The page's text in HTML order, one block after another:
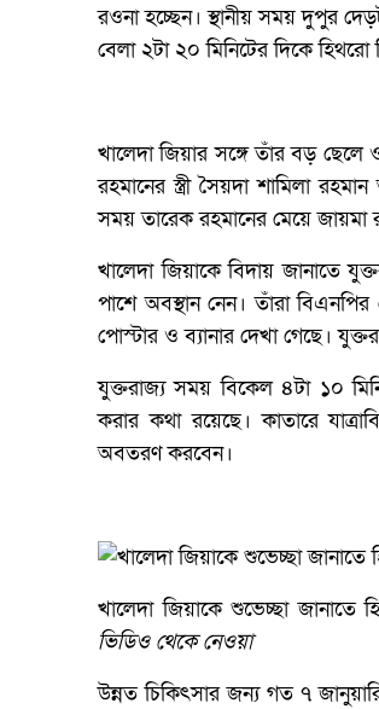
রওনা হচ্ছেন। স্থানীয় সময় দুপুর
বেলা ২টা ২০ মিনিটের দিকে হিথরো
খালেদা জিয়ার সঙ্গে তাঁর বড় ছেলে
রহমানের স্ত্রী সৈয়দা শামিলা
সময় তারেক রহমানের মেয়ে জায়মা
খালেদা জিয়াকে বিদায় জানাতে
পাশে অবস্থান নেন। তাঁরা
পোস্টার ও ব্যানার দেখা গেছে।
যুক্তরাজ্য সময় বিকেল ৪টা ১০
করার কথা রয়েছে। কাতারে
অবতরণ করবেন।
খালেদা জিয়াকে শুভেচ্ছা জানাতে
ভিডিও থেকে নেওয়া
উন্নত চিকিৎসার জন্য গত ৭